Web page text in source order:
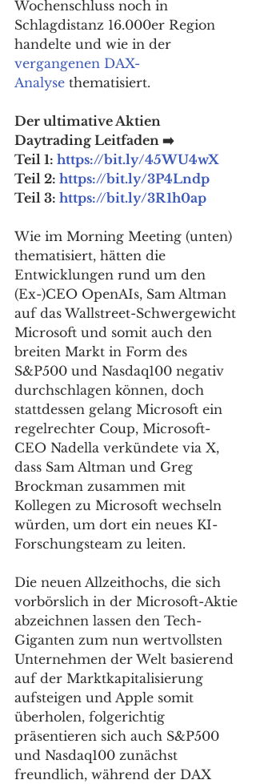
Wochenschluss noch in
Schlagdistanz 16.000er Region
handelte und wie in der
vergangenen DAX-
Analyse thematisiert.
Der ultimative Aktien
Daytrading Leitfaden ➡️
Teil 1: https://bit.ly/45WU4wX
Teil 2: https://bit.ly/3P4Lndp
Teil 3: https://bit.ly/3R1h0ap
Wie im Morning Meeting (unten)
thematisiert, hätten die
Entwicklungen rund um den
(Ex-)CEO OpenAIs, Sam Altman
auf das Wallstreet-Schwergewicht
Microsoft und somit auch den
breiten Markt in Form des
S&P500 und Nasdaq100 negativ
durchschlagen können, doch
stattdessen gelang Microsoft ein
regelrechter Coup, Microsoft-
CEO Nadella verkündete via X,
dass Sam Altman und Greg
Brockman zusammen mit
Kollegen zu Microsoft wechseln
würden, um dort ein neues KI-
Forschungsteam zu leiten.
Die neuen Allzeithochs, die sich
vorbörslich in der Microsoft-Aktie
abzeichnen lassen den Tech-
Giganten zum nun wertvollsten
Unternehmen der Welt basierend
auf der Marktkapitalisierung
aufsteigen und Apple somit
überholen, folgerichtig
präsentieren sich auch S&P500
und Nasdaq100 zunächst
freundlich, während der DAX